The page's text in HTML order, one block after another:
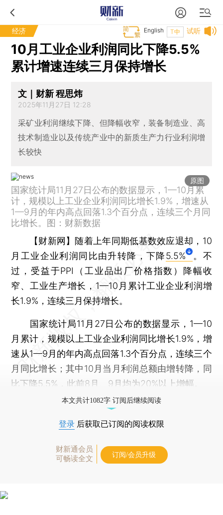
经济 试听
T中
English
10月工业企业利润同比下降5.5%
累计增速连续三月保持增长
文｜财新 程思炜
2025年11月27日 12:28
采矿业利润继续下降、但降幅收窄，装备制造业、高
技术制造业以及传统产业中的新质生产力行业利润增
长较快
原图
国家统计局11月27日公布的数据显示，1—10月累
计，规模以上工业企业利润同比增长1.9%，增速从
1—9月的年内高点回落1.3个百分点，连续三个月同
比增长。图：财新数据
【财新网】 随着上年同期低基数效应退却，10
月工业企业利润同比由升转降，下降5.5%
。不
过，受益于PPI（工业品出厂价格指数）降幅收
窄、工业生产增长，1—10月累计工业企业利润增
长1.9%，连续三月保持增长。
国家统计局11月27日公布的数据显示，1—10
月累计，规模以上工业企业利润同比增长1.9%，增
速从1—9月的年内高点回落1.3个百分点，连续三个
月同比增长；其中10月当月利润总额由增转降，同
比下降5.5%，此前8月、9月均为20%以上增幅。
本文共计1082字 订阅后继续阅读
登录 后获取已订阅的阅读权限
财新通会员
可畅读全文
订阅/会员升级